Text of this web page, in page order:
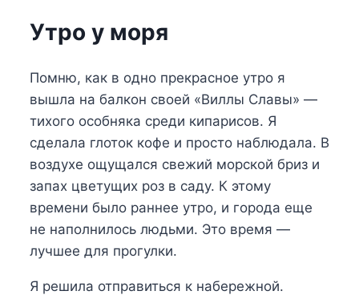
Утро у моря
Помню, как в одно прекрасное утро я
вышла на балкон своей «Виллы Славы» —
тихого особняка среди кипарисов. Я
сделала глоток кофе и просто наблюдала. В
воздухе ощущался свежий морской бриз и
запах цветущих роз в саду. К этому
времени было раннее утро, и города еще
не наполнилось людьми. Это время —
лучшее для прогулки.
Я решила отправиться к набережной.